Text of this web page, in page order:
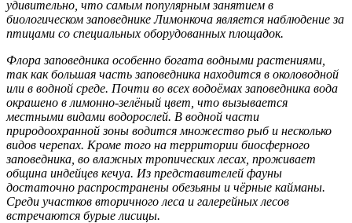
удивительно, что самым популярным занятием в
биологическом заповеднике Лимонкоча является наблюдение за
птицами со специальных оборудованных площадок.
Флора заповедника особенно богата водными растениями,
так как большая часть заповедника находится в околоводной
или в водной среде. Почти во всех водоёмах заповедника вода
окрашено в лимонно-зелёный цвет, что вызывается
местными видами водорослей. В водной части
природоохранной зоны водится множество рыб и несколько
видов черепах. Кроме того на территории биосферного
заповедника, во влажных тропических лесах, проживает
община индейцев кечуа. Из представителей фауны
достаточно распространены обезьяны и чёрные кайманы.
Среди участков вторичного леса и галерейных лесов
встречаются бурые лисицы.